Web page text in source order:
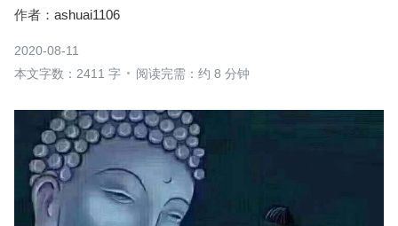
作者： ashuai1106
2020-08-11
本文字数：2411 字
阅读完需：约 8 分钟